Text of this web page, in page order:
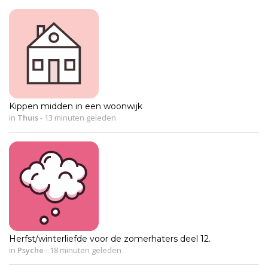
Kippen midden in een woonwijk
in Thuis- 13 minuten geleden
Herfst/winterliefde voor de zomerhaters deel 12.
in Psyche - 18 minuten geleden